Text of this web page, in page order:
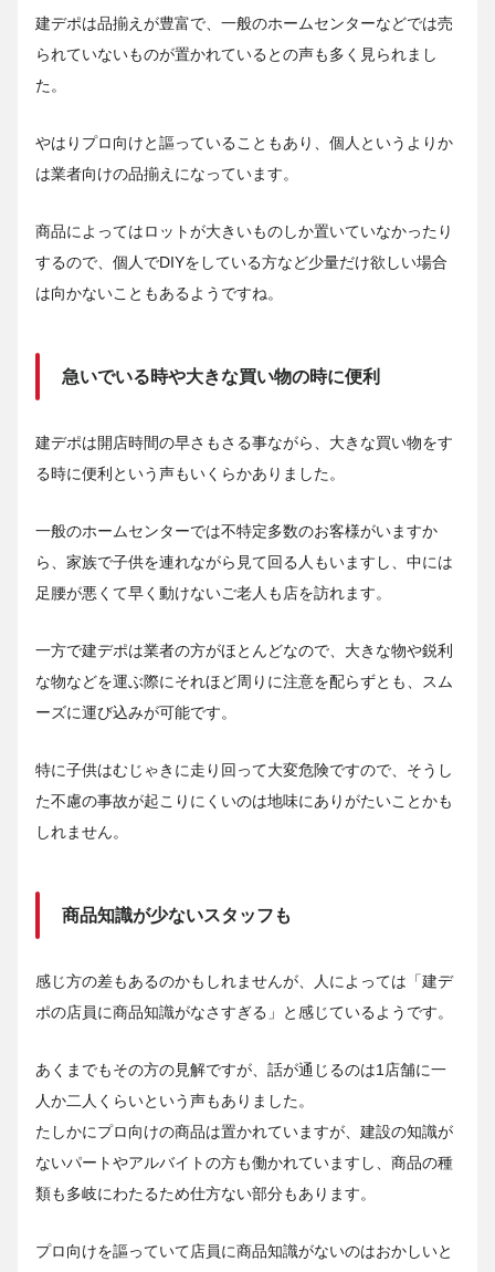
建デポは品揃えが豊富で、一般のホームセンターなどでは売
られていないものが置かれているとの声も多く見られまし
た。
やはりプロ向けと謳っていることもあり、個人というよりか
は業者向けの品揃えになっています。
商品によってはロットが大きいものしか置いていなかったり
するので、個人でDIYをしている方など少量だけ欲しい場合
は向かないこともあるようですね。
急いでいる時や大きな買い物の時に便利
建デポは開店時間の早さもさる事ながら、大きな買い物をす
る時に便利という声もいくらかありました。
一般のホームセンターでは不特定多数のお客様がいますか
ら、家族で子供を連れながら見て回る人もいますし、中には
足腰が悪くて早く動けないご老人も店を訪れます。
一方で建デポは業者の方がほとんどなので、大きな物や鋭利
な物などを運ぶ際にそれほど周りに注意を配らずとも、スム
ーズに運び込みが可能です。
特に子供はむじゃきに走り回って大変危険ですので、そうし
た不慮の事故が起こりにくいのは地味にありがたいことかも
しれません。
商品知識が少ないスタッフも
感じ方の差もあるのかもしれませんが、人によっては「建デ
ポの店員に商品知識がなさすぎる」と感じているようです。
あくまでもその方の見解ですが、話が通じるのは1店舗に一
人か二人くらいという声もありました。
たしかにプロ向けの商品は置かれていますが、建設の知識が
ないパートやアルバイトの方も働かれていますし、商品の種
類も多岐にわたるため仕方ない部分もあります。
プロ向けを謳っていて店員に商品知識がないのはおかしいと